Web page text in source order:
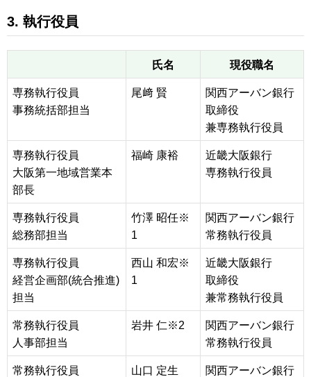
3. 執行役員
氏名 現役職名
専務執行役員
事務統括部担当
尾﨑 賢
関西アーバン銀行
取締役
兼専務執行役員
専務執行役員
大阪第一地域営業本
部長
福崎 康裕
近畿大阪銀行
専務執行役員
専務執行役員
総務部担当
竹澤 昭任※
1
関西アーバン銀行
常務執行役員
専務執行役員
経営企画部(統合推進)
担当
西山 和宏※
1
近畿大阪銀行
取締役
兼常務執行役員
常務執行役員
人事部担当
岩井 仁※2
関西アーバン銀行
常務執行役員
常務執行役員
山口 定生
関西アーバン銀行